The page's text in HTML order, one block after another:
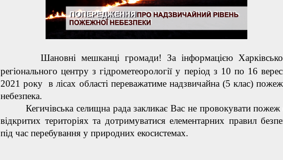
Шановні мешканці громади! За інформацією
регіонального центру з гідрометеорології у період з 10 по 16
2021 року в лісах області переважатиме надзвичайна (5 клас)
небезпека.
Кегичівська селищна рада закликає Вас не провокувати пожеж
відкритих територіях та дотримуватися елементарних правил
під час перебування у природних екосистемах.